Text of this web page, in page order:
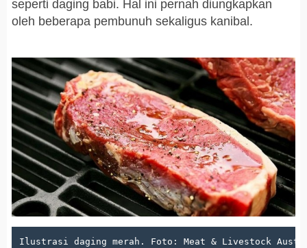
seperti daging babi. Hal ini pernah diungkapkan
oleh beberapa pembunuh sekaligus kanibal.
Ilustrasi daging merah. Foto: Meat & Livestock